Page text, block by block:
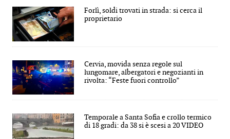
Forlì, soldi trovati in strada: si cerca il
proprietario
Cervia, movida senza regole sul
lungomare, albergatori e negozianti in
rivolta: “Feste fuori controllo”
Temporale a Santa Sofia e crollo termico
di 18 gradi: da 38 si è scesi a 20 VIDEO